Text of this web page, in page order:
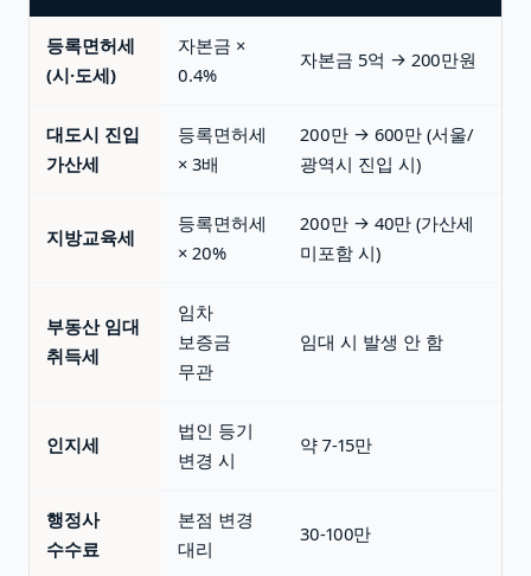
등록면허세
(시·도세)
자본금 ×
0.4%
자본금 5억 → 200만원
대도시 진입
가산세
등록면허세
× 3배
200만 → 600만 (서울/
광역시 진입 시)
지방교육세
등록면허세
× 20%
200만 → 40만 (가산세
미포함 시)
부동산 임대
취득세
임차
보증금
무관
임대 시 발생 안 함
인지세
법인 등기
변경 시
약 7-15만
행정사
수수료
본점 변경
대리
30-100만